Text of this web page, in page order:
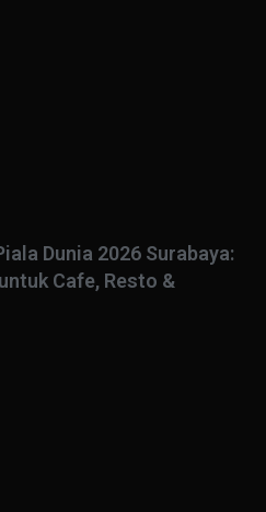
Dunia 2026 Surabaya:
Cafe, Resto &